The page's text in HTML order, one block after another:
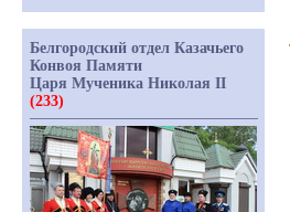
Белгородский отдел Казачьего
Конвоя Памяти
Царя Мученика Николая II
(233)